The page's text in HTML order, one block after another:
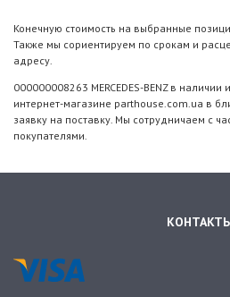
Конечную стоимость на выбранные
Также мы сориентируем по срокам и
адресу.
000000008263 MERCEDES-BENZ в
интернет-магазине parthouse.com.ua в
заявку на поставку. Мы сотрудничаем с
покупателями.